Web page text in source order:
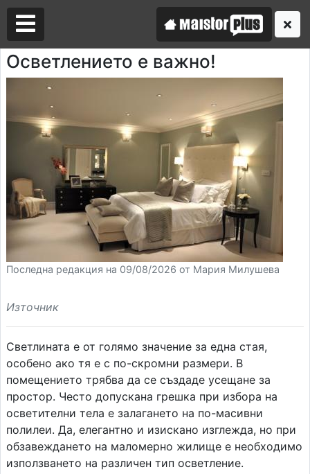
Осветлението е важно!
Последна редакция на 09/08/2026 от Мария Милушева
Източник
Светлината е от голямо значение за една стая,
особено ако тя е с по-скромни размери. В
помещението трябва да се създаде усещане за
простор. Често допускана грешка при избора на
осветителни тела е залагането на по-масивни
полилеи. Да, елегантно и изискано изглежда, но при
обзавеждането на маломерно жилище е необходимо
използването на различен тип осветление.
Търся майстор